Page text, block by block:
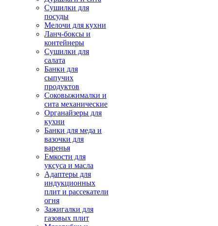
Сушилки для
посуды
Мелочи для кухни
Ланч-боксы и
контейнеры
Сушилки для
салата
Банки для
сыпучих
продуктов
Соковыжималки и
сита механические
Органайзеры для
кухни
Банки для меда и
вазочки для
варенья
Емкости для
уксуса и масла
Адаптеры для
индукционных
плит и рассекатели
огня
Зажигалки для
газовых плит